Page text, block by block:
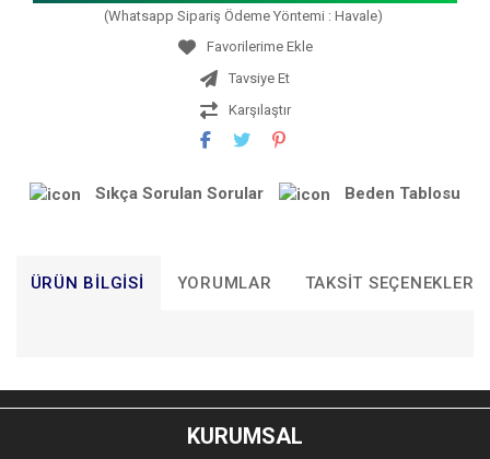
(Whatsapp Sipariş Ödeme Yöntemi : Havale)
Tavsiye Et
Karşılaştır
Sıkça Sorulan Sorular Beden Tablosu
ÜRÜN BILGISI YORUMLAR TAKSIT SEÇENEKLERI
Bu ürünün fiyat bilgisi, resim, ürün açıklamalarında ve diğer
konularda yetersiz gördüğünüz noktaları öneri formunu
kullanarak tarafımıza iletebilirsiniz.
KURUMSAL